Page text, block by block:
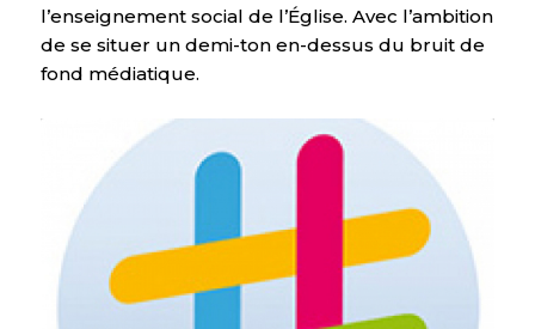
l’enseignement social de l’Église. Avec l’ambition
de se situer un demi-ton en-dessus du bruit de
fond médiatique.